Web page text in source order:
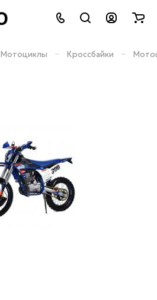
Мотоциклы – Кроссбайки –